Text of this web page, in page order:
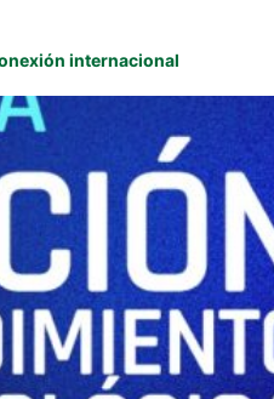
internacional